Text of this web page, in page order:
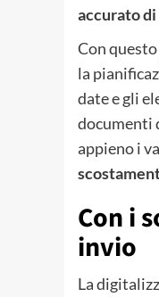
accurato
Con
la
date e gli
documenti
appieno i
Con i
invio
La